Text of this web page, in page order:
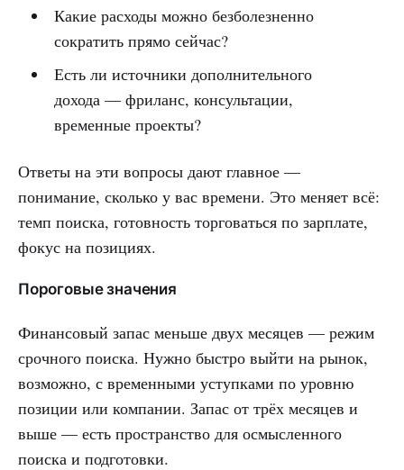
Какие расходы можно безболезненно
сократить прямо сейчас?
Есть ли источники дополнительного
дохода — фриланс, консультации,
временные проекты?
Ответы на эти вопросы дают главное —
понимание, сколько у вас времени. Это меняет всё:
темп поиска, готовность торговаться по зарплате,
фокус на позициях.
Пороговые значения
Финансовый запас меньше двух месяцев — режим
срочного поиска. Нужно быстро выйти на рынок,
возможно, с временными уступками по уровню
позиции или компании. Запас от трёх месяцев и
выше — есть пространство для осмысленного
поиска и подготовки.